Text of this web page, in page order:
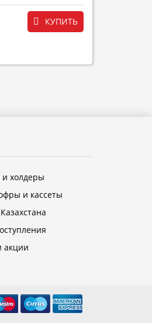
КУПИТЬ
холдеры
и кассеты
акции